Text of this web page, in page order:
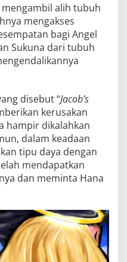
alih tubuh
mengakses
bagi Angel
Sukuna dari tubuh
disebut “Jacob’s
kerusakan
hampir dikalahkan
dalam keadaan
tipu daya dengan
mendapatkan
dan meminta Hana